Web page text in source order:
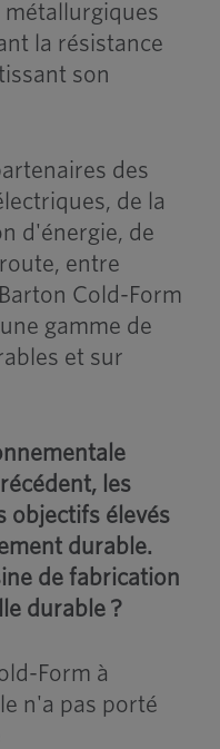
la résistance
son
des
de la
d'énergie, de
entre
Cold-Form
gamme de
et sur
les
objectifs élevés
durable.
de fabrication
durable ?
Form à
n'a pas porté